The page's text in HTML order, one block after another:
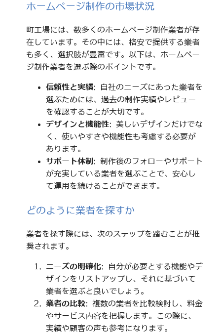
ホームページ制作の市場状況
町工場には、数多くのホームページ制作業者が存
在しています。その中には、格安で提供する業者
も多く、選択肢が豊富です。以下は、ホームペー
ジ制作業者を選ぶ際のポイントです。
信頼性と実績: 自社のニーズにあった業者を
選ぶためには、過去の制作実績やレビュー
を確認することが大切です。
デザインと機能性: 美しいデザインだけでな
く、使いやすさや機能性も考慮する必要が
あります。
サポート体制 : 制作後のフォローやサポート
が充実している業者を選ぶことで、安心し
て運用を続けることができます。
どのように業者を探すか
業者を探す際には、次のステップを踏むことが推
奨されます。
ニーズの明確化: 自分が必要とする機能やデ
ザインをリストアップし、それに基づいて
業者を選ぶと良いでしょう。
業者の比較: 複数の業者を比較検討し、料金
やサービス内容を把握します。この際に、
実績や顧客の声も参考になります。